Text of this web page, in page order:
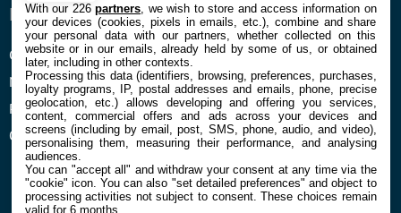
ENTREPRISE
Confidentialité et Cookies
Mentions légales et CGU
Préférences Cookies
Qui sommes nous
À PROPOS
Contact
With our 226partners , we wish to store and access information on
your devices (cookies, pixels in emails, etc.), combine and share
your personal data with our partners, whether collected on this
website or in our emails, already held by some of us, or obtained
later, including in other contexts.
Processing this data (identifiers, browsing, preferences, purchases,
loyalty programs, IP, postal addresses and emails, phone, precise
geolocation, etc.) allows developing and offering you services,
content, commercial offers and ads across your devices and
screens (including by email, post, SMS, phone, audio, and video),
personalising them, measuring their performance, and analysing
audiences.
You can "accept all" and withdraw your consent at any time via the
"cookie" icon. You can also "set detailed preferences" and object to
processing activities not subject to consent. These choices remain
valid for 6 months.